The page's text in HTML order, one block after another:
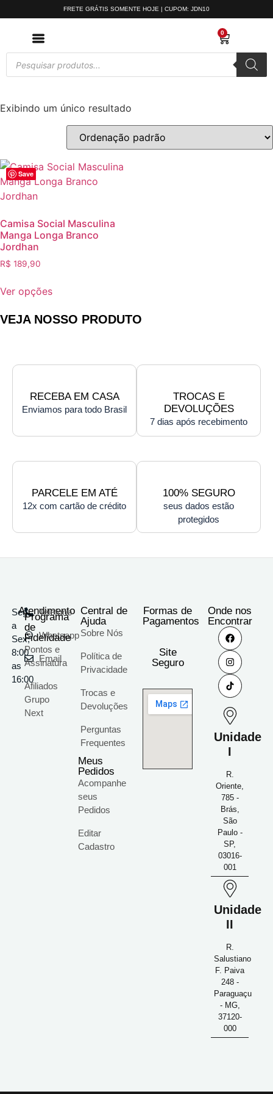
FRETE GRÁTIS SOMENTE HOJE | CUPOM: JDN10
0
Exibindo um único resultado
Save
Camisa Social Masculina
Manga Longa Branco
Jordhan
R$ 189,90
Ver opções
VEJA NOSSO PRODUTO
RECEBA EM CASA
Enviamos para todo Brasil
TROCAS E
DEVOLUÇÕES
7 dias após recebimento
PARCELE EM ATÉ
12x com cartão de crédito
100% SEGURO
seus dados estão
protegidos
Atendimento
Seg
a
Sex;
8:00
as
16:00
Telefone
Whatsapp
Email
Programa
de
Fidelidade
Pontos e
Assinatura
Afiliados
Grupo
Next
Central de
Ajuda
Sobre Nós
Política de
Privacidade
Trocas e
Devoluções
Perguntas
Frequentes
Meus
Pedidos
Acompanhe
seus
Pedidos
Editar
Cadastro
Formas de
Pagamentos
Site
Seguro
Onde nos
Encontrar
Unidade
I
R.
Oriente,
785 -
Brás,
São
Paulo -
SP,
03016-
001
Unidade
II
R.
Salustiano
F. Paiva
248 -
Paraguaçu
- MG,
37120-
000